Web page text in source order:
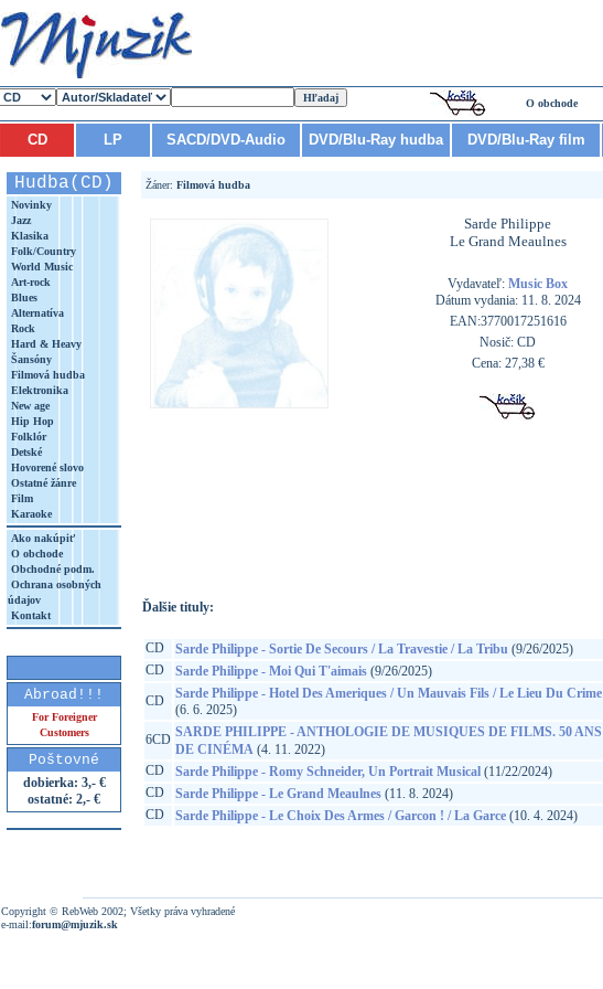
O obchode
CD LP SACD/DVD-Audio DVD/Blu-Ray hudba DVD/Blu-Ray film
Hudba(CD)
Novinky
Jazz
Klasika
Folk/Country
World Music
Art-rock
Blues
Alternatíva
Rock
Hard & Heavy
Šansóny
Filmová hudba
Elektronika
New age
Hip Hop
Folklór
Detské
Hovorené slovo
Ostatné žánre
Film
Karaoke
Ako nakúpiť
O obchode
Obchodné podm.
Ochrana osobných
údajov
Kontakt
Abroad!!!
For Foreigner
Customers
Poštovné
dobierka: 3,- €
ostatné: 2,- €
Žáner: Filmová hudba
Sarde Philippe
Le Grand Meaulnes
Vydavateľ: Music Box
Dátum vydania: 11. 8. 2024
EAN:3770017251616
Nosič: CD
Cena: 27,38 €
Ďalšie tituly:
CD Sarde Philippe - Sortie De Secours / La Travestie / La Tribu (9/26/2025)
CD
Sarde Philippe - Moi Qui T'aimais (9/26/2025)
CD
Sarde Philippe - Hotel Des Ameriques / Un Mauvais Fils / Le Lieu Du Crime
(6. 6. 2025)
6CD SARDE PHILIPPE - ANTHOLOGIE DE MUSIQUES DE FILMS. 50 ANS
DE CINÉMA (4. 11. 2022)
CD
Sarde Philippe - Romy Schneider, Un Portrait Musical (11/22/2024)
CD
Sarde Philippe - Le Grand Meaulnes (11. 8. 2024)
CD
Sarde Philippe - Le Choix Des Armes / Garcon ! / La Garce (10. 4. 2024)
Copyright © RebWeb 2002; Všetky práva vyhradené
e-mail:forum@mjuzik.sk